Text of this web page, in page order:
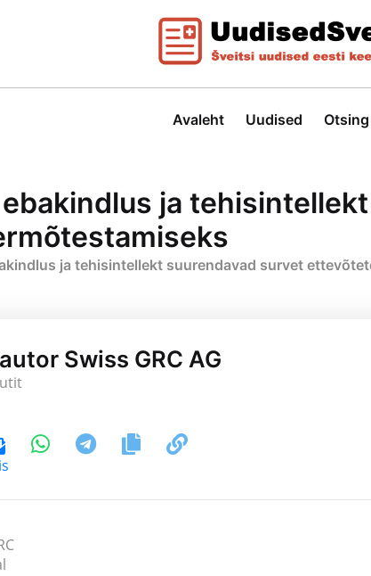
Avaleht Uudised Otsing
ja
ja tehisintellekt suurendavad survet
Swiss GRC AG